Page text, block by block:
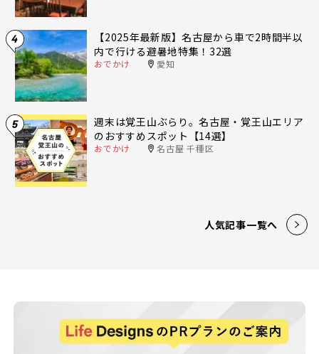
4
【2025年最新版】名古屋から車で2時間半以
内で行ける避暑地特集！32選
おでかけ 愛知
5
週末は覚王山ぶらり。名古屋・覚王山エリア
のおすすめスポット【14選】
おでかけ 名古屋 千種区
人気記事一覧へ